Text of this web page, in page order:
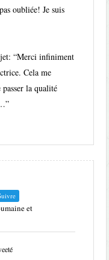
oubliée! Je suis
: “Merci infiniment
Cela me
la qualité
”
et